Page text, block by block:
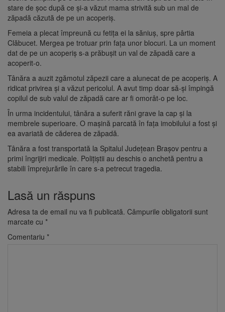
stare de șoc după ce și-a văzut mama strivită sub un mal de
zăpadă căzută de pe un acoperiș.
Femeia a plecat împreună cu fetița ei la săniuș, spre pârtia
Clăbucet. Mergea pe trotuar prin fața unor blocuri. La un moment
dat de pe un acoperiș s-a prăbușit un val de zăpadă care a
acoperit-o.
Tânăra a auzit zgămotul zăpezii care a alunecat de pe acoperiș. A
ridicat privirea și a văzut pericolul. A avut timp doar să-și împingă
copilul de sub valul de zăpadă care ar fi omorât-o pe loc.
În urma incidentului, tânăra a suferit răni grave la cap și la
membrele superioare. O mașină parcată în fața imobilului a fost și
ea avariată de căderea de zăpadă.
Tânăra a fost transportată la Spitalul Județean Brașov pentru a
primi îngrijiri medicale. Polițiștii au deschis o anchetă pentru a
stabili împrejurările în care s-a petrecut tragedia.
Lasă un răspuns
Adresa ta de email nu va fi publicată. Câmpurile obligatorii sunt
marcate cu *
Comentariu *